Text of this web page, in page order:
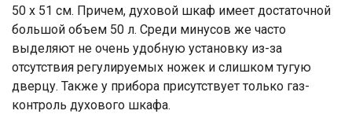
50 х 51 см. Причем, духовой шкаф имеет достаточной
большой объем 50 л. Среди минусов же часто
выделяют не очень удобную установку из-за
отсутствия регулируемых ножек и слишком тугую
дверцу. Также у прибора присутствует только газ-
контроль духового шкафа.